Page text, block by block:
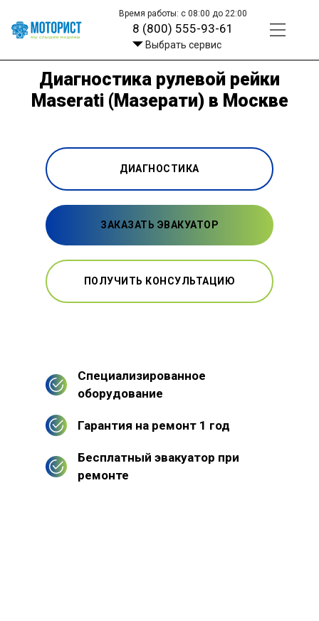
Время работы: с 08:00 до 22:00
8 (800) 555-93-61
Выбрать сервис
Диагностика рулевой рейки
Maserati (Мазерати) в Москве
ДИАГНОСТИКА
ЗАКАЗАТЬ ЭВАКУАТОР
ПОЛУЧИТЬ КОНСУЛЬТАЦИЮ
Специализированное
оборудование
Гарантия на ремонт 1 год
Бесплатный эвакуатор при
ремонте